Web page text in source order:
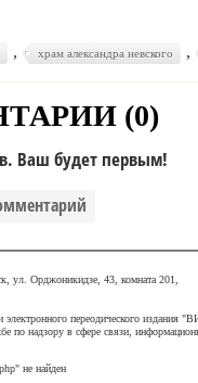
, храм александра невского ,
(0)
Ваш будет первым!
ул. Орджоникидзе, 43, комната 201,
электронного переодического
по надзору в сфере связи,
не найден